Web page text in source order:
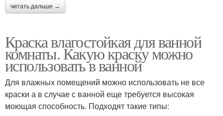
читать дальше →
Краска влагостойкая для ванной
комнаты. Какую краску можно
использовать в ванной
Для влажных помещений можно использовать не все
краски а в случае с ванной еще требуется высокая
моющая способность. Подходят такие типы: